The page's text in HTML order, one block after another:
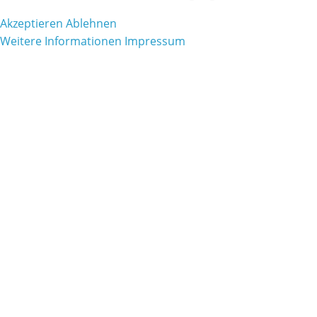
Akzeptieren Ablehnen
Weitere Informationen Impressum